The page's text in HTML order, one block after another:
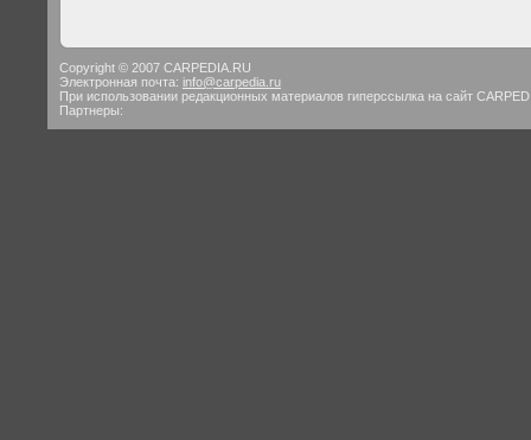
Copyright © 2007 CARPEDIA.RU
Электронная почта: info@carpedia.ru
При использовании редакционных материалов гиперссылка на сайт
Партнеры: